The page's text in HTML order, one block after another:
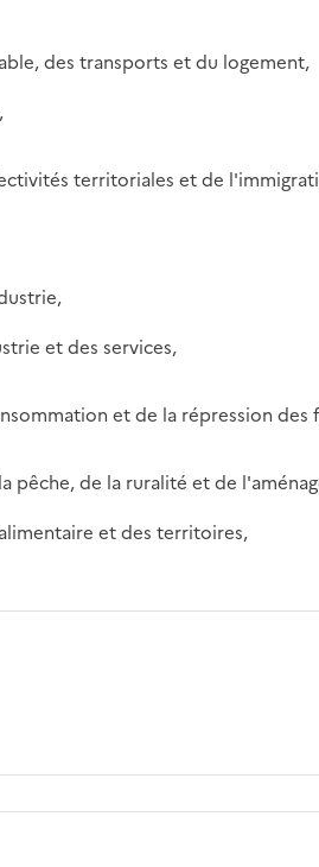
des transports et du logement,
territoriales et de
et des services,
et de la répression des
pêche, de la ruralité et de
et des territoires,